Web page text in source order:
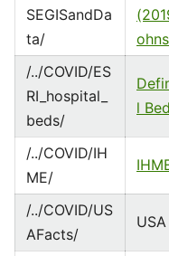
SEGISandDa
ta/
/../COVID/ES
RI_hospital_
beds/
l
/../COVID/IH
ME/
/../COVID/US
AFacts/